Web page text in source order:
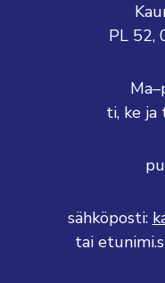
PL 52,
ti, ke ja
sähköposti:
tai